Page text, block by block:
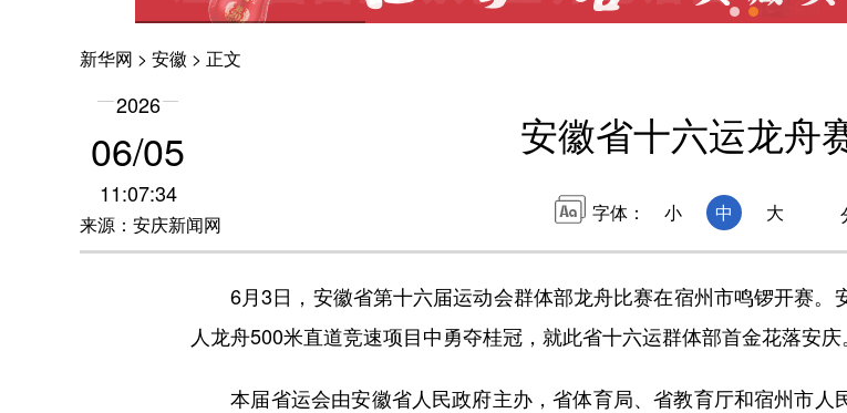
新华网 > 安徽 > 正文
2026
06/05
11:07:34
来源：安庆新闻网
安徽省十六运龙舟
字体： 小 中 大
6月3日，安徽省第十六届运动会群体部龙舟比赛在宿州市鸣锣开赛。
人龙舟500米直道竞速项目中勇夺桂冠，就此省十六运群体部首金花落安庆。
本届省运会由安徽省人民政府主办，省体育局、省教育厅和宿州市人